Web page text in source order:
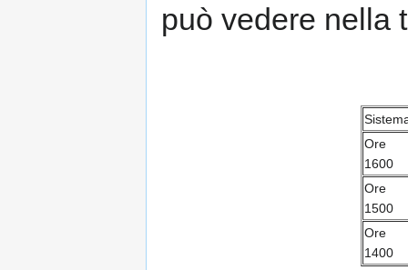
può vedere nella
Ore
1600
Ore
1500
Ore
1400